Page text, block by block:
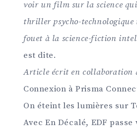
voir un film sur la science
thriller psycho-
fouet à la science-fiction
est dite.
Article écrit en collaboration
Connexion à Prisma
On éteint les lumières sur
Avec En Décalé, EDF